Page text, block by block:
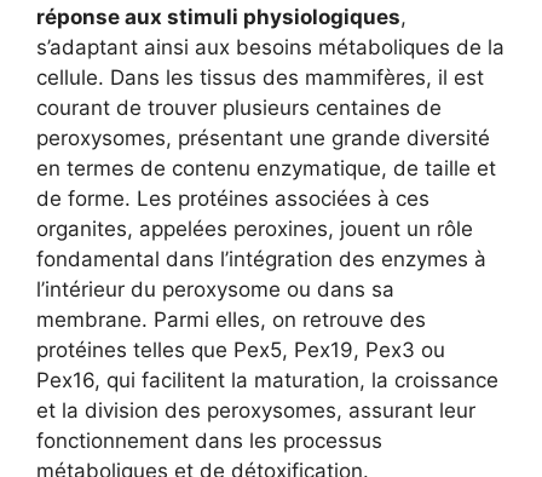
réponse aux stimuli physiologiques,
s’adaptant ainsi aux besoins métaboliques de la
cellule. Dans les tissus des mammifères, il est
courant de trouver plusieurs centaines de
peroxysomes, présentant une grande diversité
en termes de contenu enzymatique, de taille et
de forme. Les protéines associées à ces
organites, appelées peroxines, jouent un rôle
fondamental dans l’intégration des enzymes à
l’intérieur du peroxysome ou dans sa
membrane. Parmi elles, on retrouve des
protéines telles que Pex5, Pex19, Pex3 ou
Pex16, qui facilitent la maturation, la croissance
et la division des peroxysomes, assurant leur
fonctionnement dans les processus
métaboliques et de détoxification.